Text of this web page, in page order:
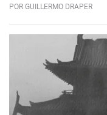
POR GUILLERMO DRAPER